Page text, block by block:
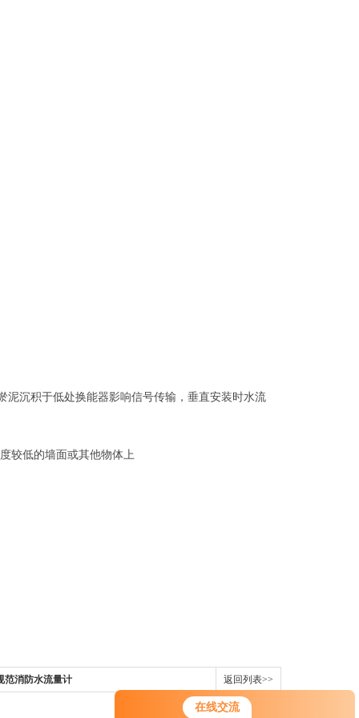
在线交流
沉积于低处换能器影响信号传输，垂直安装时水流
较低的墙面或其他物体上
范消防水流量计 返回列表>>